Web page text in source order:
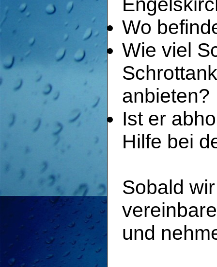
Wo
Wie viel
anbieten?
Ist er
Hilfe bei
Sobald
und